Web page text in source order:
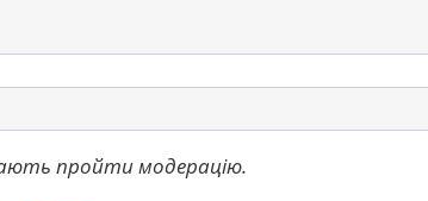
пройти модерацію.